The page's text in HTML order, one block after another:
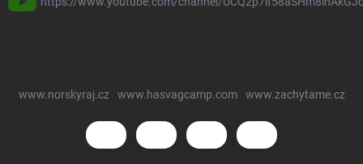
www.norskyraj.cz www.hasvagcamp.com www.zachytame.cz